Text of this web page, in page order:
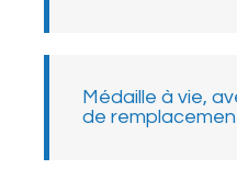
Médaille à vie,
de